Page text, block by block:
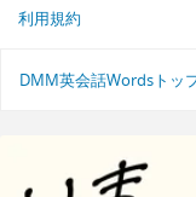
利用規約
DMM英会話Wordsトッ